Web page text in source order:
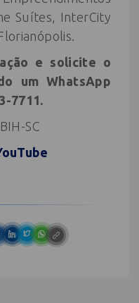
Suítes, InterCity
e solicite o
um WhatsApp
7711.
SC